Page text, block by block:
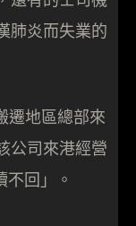
肺炎而失業的
遷地區總部來
公司來港經營
回」。